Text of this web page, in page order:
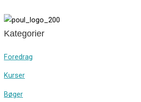
Kategorier
Foredrag
Kurser
Bøger